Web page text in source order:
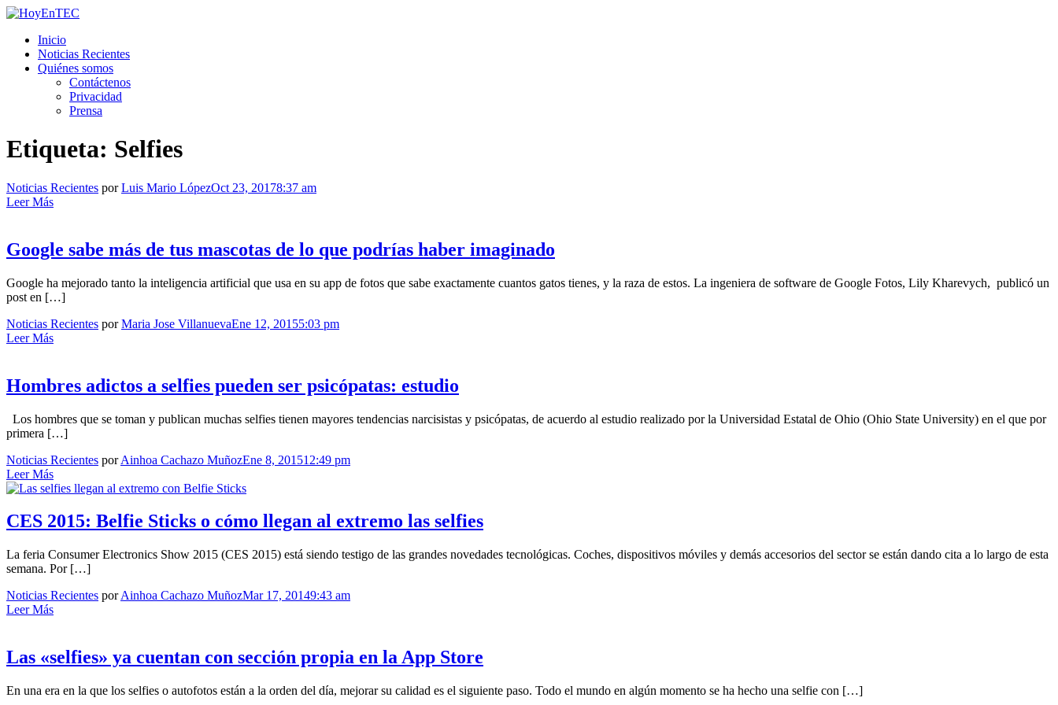
Saltar
contenido.
Inicio
Noticias Recientes
Quiénes somos
Contáctenos
Privacidad
Prensa
Etiqueta: Selfies
Noticias Recientes porLuis Mario LópezOct 23, 20178:37 am
Leer Más
Google sabe más de tus mascotas de lo que podrías haber imaginado
Google ha mejorado tanto la inteligencia artificial que usa en su app de fotos que sabe exactamente cuantos gatos tienes, y la raza de estos. La ingeniera de software de Google Fotos, Lily Kharevych, publicó un
post en […]
Noticias Recientes porMaria Jose VillanuevaEne 12, 20155:03 pm
Leer Más
Hombres adictos a selfies pueden ser psicópatas: estudio
Los hombres que se toman y publican muchas selfies tienen mayores tendencias narcisistas y psicópatas, de acuerdo al estudio realizado por la Universidad Estatal de Ohio (Ohio State University) en el que por
primera […]
Noticias Recientes porAinhoa Cachazo MuñozEne 8, 201512:49 pm
Leer Más
CES 2015: Belfie Sticks o cómo llegan al extremo las selfies
La feria Consumer Electronics Show 2015 (CES 2015) está siendo testigo de las grandes novedades tecnológicas. Coches, dispositivos móviles y demás accesorios del sector se están dando cita a lo largo de esta
semana. Por […]
Noticias Recientes porAinhoa Cachazo MuñozMar 17, 20149:43 am
Leer Más
Las «selfies» ya cuentan con sección propia en la App Store
En una era en la que los selfies o autofotos están a la orden del día, mejorar su calidad es el siguiente paso. Todo el mundo en algún momento se ha hecho una selfie con […]